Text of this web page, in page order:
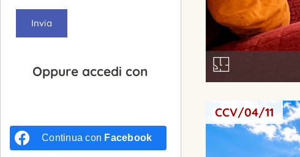
Invia
Oppure accedi con
Continua con Facebook
CCV/04/11